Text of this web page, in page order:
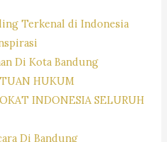
Terkenal di Indonesia
Di Kota Bandung
HUKUM
INDONESIA SELURUH
Di Bandung